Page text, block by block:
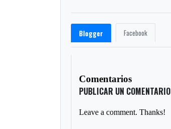
Blogger Facebook
Comentarios
PUBLICAR UN COMENTARIO
Leave a comment. Thanks!